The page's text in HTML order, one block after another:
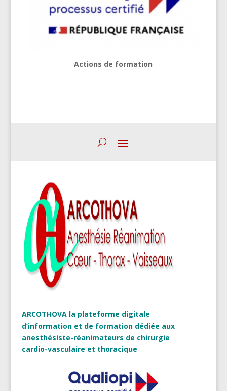
Actions de formation
ARCOTHOVA la plateforme digitale
d’information et de formation dédiée aux
anesthésiste-réanimateurs de chirurgie
cardio-vasculaire et thoracique